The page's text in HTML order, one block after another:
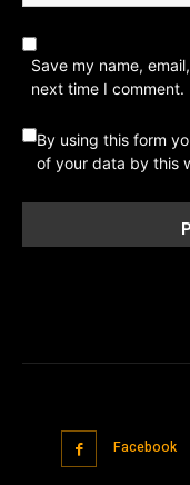
Save my name,
next time I comment.
By using this form
of your data by this
Facebook